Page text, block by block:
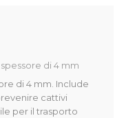
di 4 mm
di 4 mm. Include
cattivi
per il trasporto